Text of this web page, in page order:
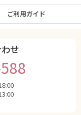
ご利用ガイド
せ